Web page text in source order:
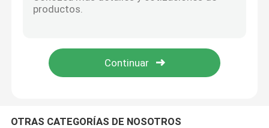
Productos químicos orgánicos básicos
OTRAS CATEGORÍAS DE NOSOTROS